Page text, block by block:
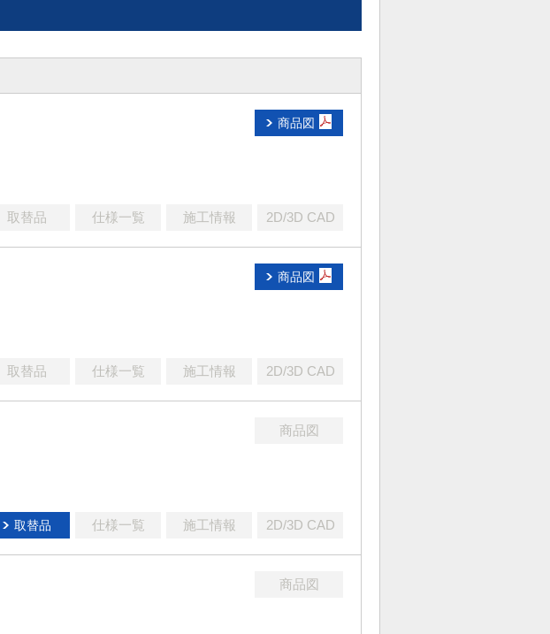
商品図
取替品 仕様一覧 施工情報 2D/3D CAD
商品図
取替品 仕様一覧 施工情報 2D/3D CAD
商品図
取替品 仕様一覧 施工情報 2D/3D CAD
商品図